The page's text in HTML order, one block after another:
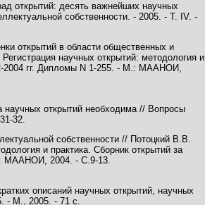
открытий: десять важнейших научных
собственности. - 2005. - Т. IV. -
открытий в области общественных и
научных открытий: методология и
2004 гг. Дипломы N 1-255. - М.: МААНОИ,
открытий необходима // Вопросы
32.
собственности // Потоцкий В.В.
и практика. Сборник открытий за
МААНОИ, 2004. - C.9-13.
описаний научных открытий, научных
- М., 2005. - 71 с.